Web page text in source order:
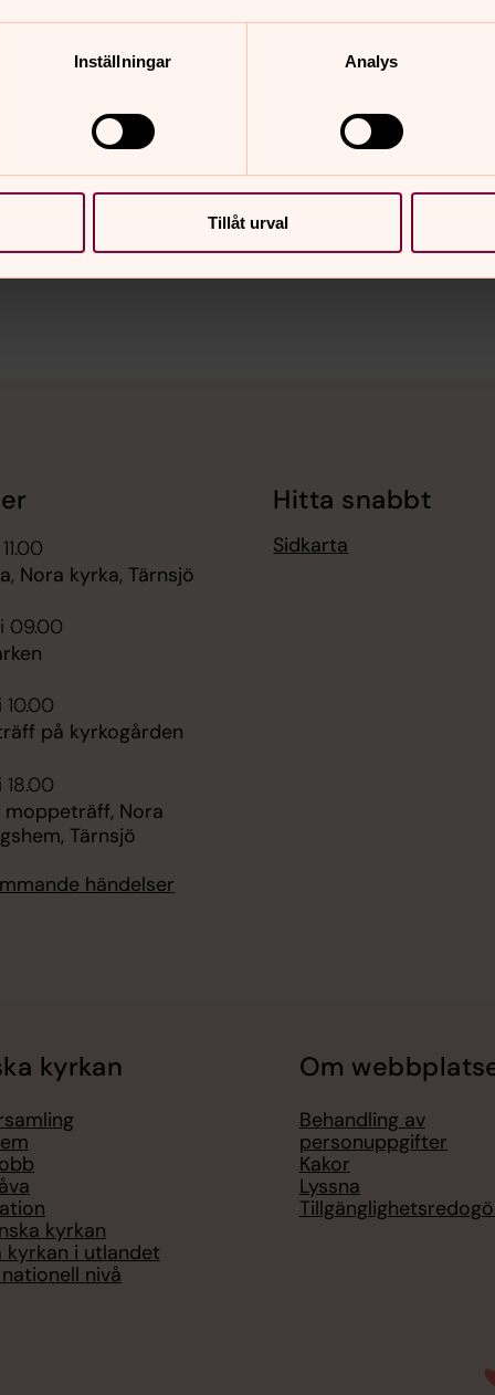
Inställningar Analys
Tillåt urval
Nora kyrka, Tärnsjö
09.00
10.00
på kyrkogården
18.00
Nora
Tärnsjö
händelser
Hitta snabbt
Sidkarta
kyrkan
kyrkan
kyrkan i utlandet
nivå
Om
Behandling av
personuppgifter
Kakor
Lyssna